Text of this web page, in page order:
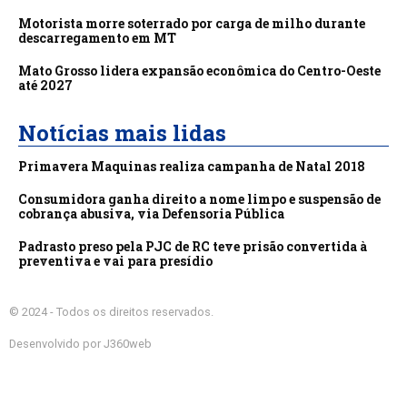
Motorista morre soterrado por carga de milho durante
descarregamento em MT
Mato Grosso lidera expansão econômica do Centro-Oeste
até 2027
Notícias mais lidas
Primavera Maquinas realiza campanha de Natal 2018
Consumidora ganha direito a nome limpo e suspensão de
cobrança abusiva, via Defensoria Pública
Padrasto preso pela PJC de RC teve prisão convertida à
preventiva e vai para presídio
© 2024 - Todos os direitos reservados.
Desenvolvido por J360web